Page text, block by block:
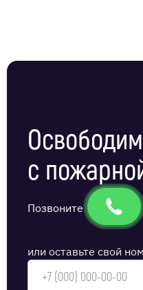
с
Позвоните
или оставьте свой